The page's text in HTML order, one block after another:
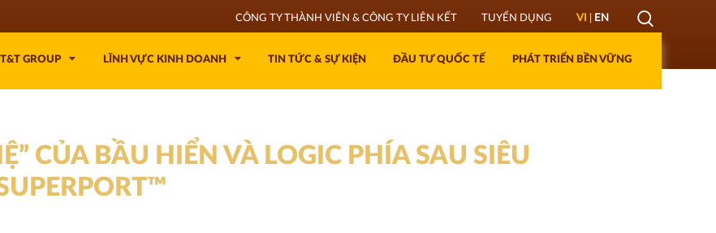
CÔNG TY THÀNH VIÊN & CÔNG TY LIÊN KẾT TUYỂN DỤNG VI EN
Mở
Tìm
GROUP LĨNH VỰC KINH DOANH TIN TỨC & SỰ KIỆN ĐẦU TƯ QUỐC TẾ PHÁT TRIỂN BỀN VỮNG
CỦA BẦU HIỂN VÀ LOGIC PHÍA SAU SIÊU